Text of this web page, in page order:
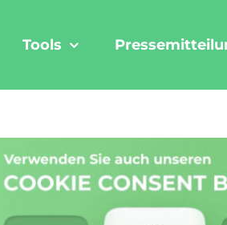
Tools